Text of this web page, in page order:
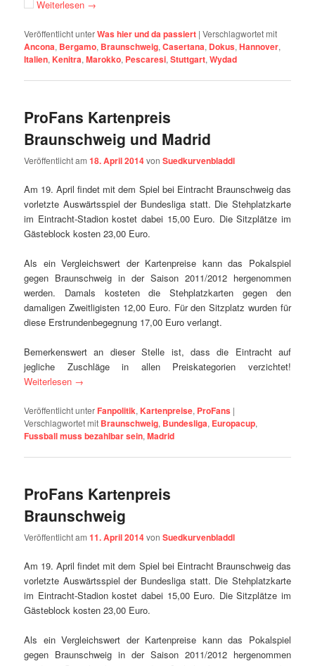
Weiterlesen →
Veröffentlicht unterWas hier und da passiert |Verschlagwortet mit
Ancona, Bergamo, Braunschweig,Casertana, Dokus,Hannover,
Italien, Kenitra,Marokko, Pescaresi,Stuttgart,Wydad
ProFans Kartenpreis
Braunschweig und Madrid
Veröffentlicht am18. April 2014vonSuedkurvenbladdl
Am 19. April findet mit dem Spiel bei Eintracht Braunschweig das
vorletzte Auswärtsspiel der Bundesliga statt. Die Stehplatzkarte
im Eintracht-Stadion kostet dabei 15,00 Euro. Die Sitzplätze im
Gästeblock kosten 23,00 Euro.
Als ein Vergleichswert der Kartenpreise kann das Pokalspiel
gegen Braunschweig in der Saison 2011/2012 hergenommen
werden. Damals kosteten die Stehplatzkarten gegen den
damaligen Zweitligisten 12,00 Euro. Für den Sitzplatz wurden für
diese Erstrundenbegegnung 17,00 Euro verlangt.
Bemerkenswert an dieser Stelle ist, dass die Eintracht auf
jegliche Zuschläge in allen Preiskategorien verzichtet!
Weiterlesen →
Veröffentlicht unter Fanpolitik, Kartenpreise, ProFans |
Verschlagwortet mit Braunschweig, Bundesliga, Europacup,
Fussball muss bezahlbar sein,Madrid
ProFans Kartenpreis
Braunschweig
Veröffentlicht am11. April 2014vonSuedkurvenbladdl
Am 19. April findet mit dem Spiel bei Eintracht Braunschweig das
vorletzte Auswärtsspiel der Bundesliga statt. Die Stehplatzkarte
im Eintracht-Stadion kostet dabei 15,00 Euro. Die Sitzplätze im
Gästeblock kosten 23,00 Euro.
Als ein Vergleichswert der Kartenpreise kann das Pokalspiel
gegen Braunschweig in der Saison 2011/2012 hergenommen